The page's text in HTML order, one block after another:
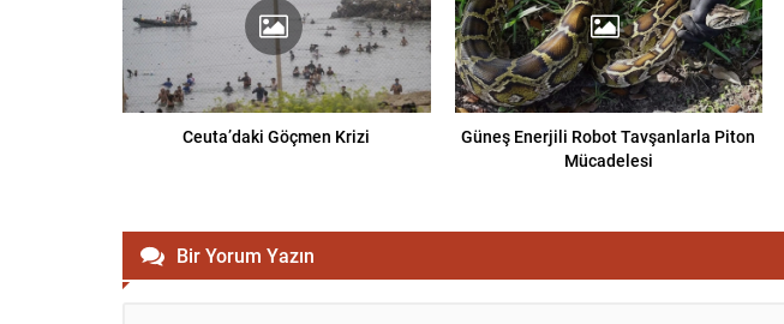
Ceuta’daki Göçmen Krizi
Güneş Enerjili Robot Tavşanlarla Piton
Mücadelesi
Bir Yorum Yazın